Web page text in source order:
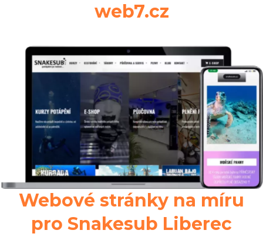
web7.cz
Webové stránky na míru
pro Snakesub Liberec